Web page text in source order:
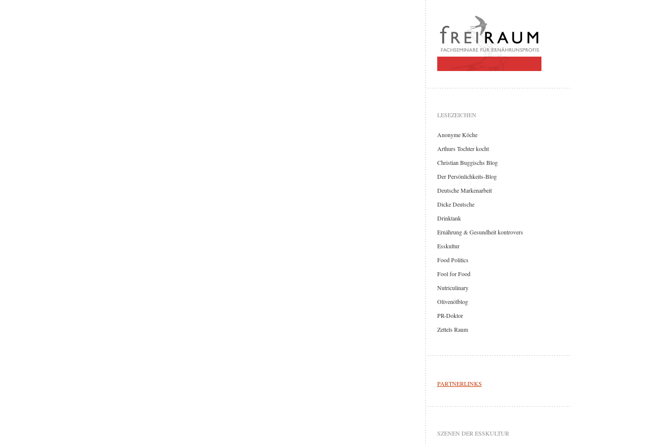
LESEZEICHEN
Anonyme Köche
Arthurs Tochter kocht
Christian Buggischs Blog
Der Persönlichkeits-Blog
Deutsche Markenarbeit
Dicke Deutsche
Drinktank
Ernährung & Gesundheit kontrovers
Esskultur
Food Politics
Fool for Food
Nutriculinary
Olivenölblog
PR-Doktor
Zettels Raum
PARTNERLINKS
SZENEN DER ESSKULTUR